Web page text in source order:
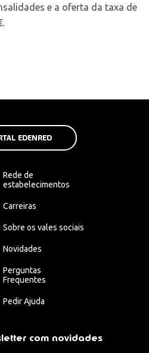
e a oferta da taxa de
EDENRED
Rede de
estabelecimentos
Carreiras
Sobre os vales sociais
Novidades
Perguntas
Frequentes
Pedir Ajuda
com novidades